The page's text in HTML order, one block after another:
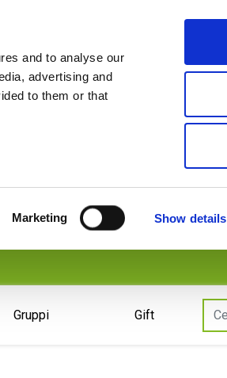
and to analyse our
advertising and
to them or that
Marketing Show details
Gruppi Gift